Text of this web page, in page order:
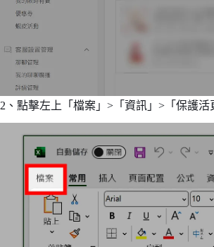
2、點擊左上「檔案」>「資訊」>「保護